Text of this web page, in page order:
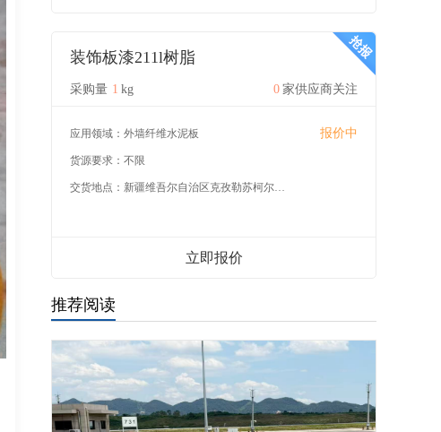
装饰板漆211l树脂
采购量 1 kg 0 家供应商关注
应用领域： 外墙纤维水泥板 报价中
货源要求： 不限
交货地点： 新疆维吾尔自治区克孜勒苏柯尔克孜自治州
立即报价
推荐阅读